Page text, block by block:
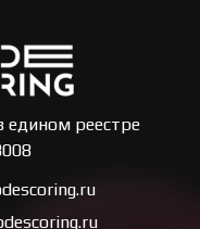
едином реестре